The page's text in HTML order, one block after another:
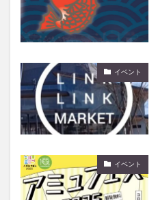
イベント
イベント